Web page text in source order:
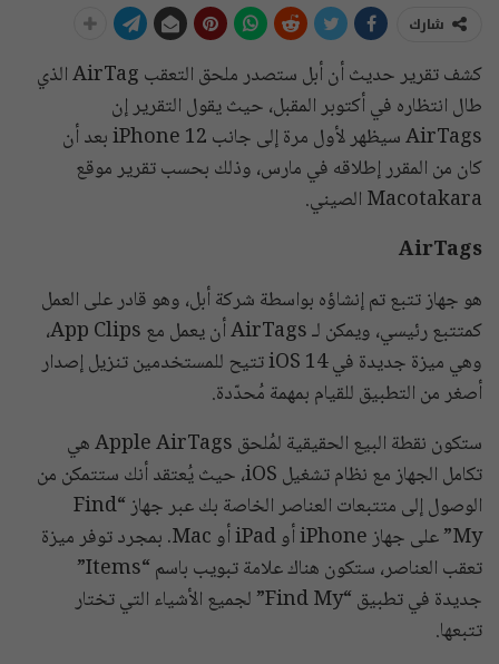
شارك
كشف تقرير حديث أن أبل ستصدر ملحق التعقب AirTag الذي
طال انتظاره في أكتوبر المقبل، حيث يقول التقرير إن
AirTags سيظهر لأول مرة إلى جانب iPhone 12 بعد أن
كان من المقرر إطلاقه في مارس، وذلك بحسب تقرير موقع
Macotakara الصيني.
AirTags
هو جهاز تتبع تم إنشاؤه بواسطة شركة أبل، وهو قادر على العمل
كمتتبع رئيسي، ويمكن لـ AirTags أن يعمل مع App Clips،
وهي ميزة جديدة في iOS 14 تتيح للمستخدمين تنزيل إصدار
أصغر من التطبيق للقيام بمهمة مُحدّدة.
ستكون نقطة البيع الحقيقية لمُلحق Apple AirTags هي
تكامل الجهاز مع نظام تشغيل iOS، حيث يُعتقد أنك ستتمكن من
الوصول إلى متتبعات العناصر الخاصة بك عبر جهاز “Find
My” على جهاز iPhone أو iPad أو Mac. بمجرد توفر ميزة
تعقب العناصر، ستكون هناك علامة تبويب باسم “Items”
جديدة في تطبيق “Find My” لجميع الأشياء التي تختار
تتبعها.